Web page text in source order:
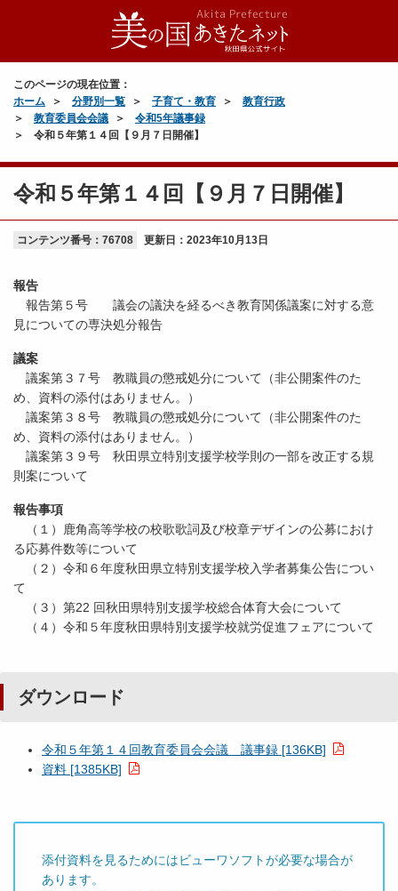
このページの現在位置：
ホーム
分野別一覧 子育て・教育
教育行政
教育委員会会議
令和5年議事録
令和５年第１４回【９月７日開催】
令和５年第１４回【９月７日開催】
コンテンツ番号：76708 更新日： 2023年10月13日
報告
報告第５号 議会の議決を経るべき教育関係議案に対する意
見についての専決処分報告
議案
議案第３７号 教職員の懲戒処分について（非公開案件のた
め、資料の添付はありません。）
議案第３８号 教職員の懲戒処分について（非公開案件のた
め、資料の添付はありません。）
議案第３９号 秋田県立特別支援学校学則の一部を改正する規
則案について
報告事項
（１）鹿角高等学校の校歌歌詞及び校章デザインの公募におけ
る応募件数等について
（２）令和６年度秋田県立特別支援学校入学者募集公告につい
て
（３）第22 回秋田県特別支援学校総合体育大会について
（４）令和５年度秋田県特別支援学校就労促進フェアについて
ダウンロード
令和５年第１４回教育委員会会議 議事録 [136KB]
資料 [1385KB]
添付資料を見るためにはビューワソフトが必要な場合が
あります。